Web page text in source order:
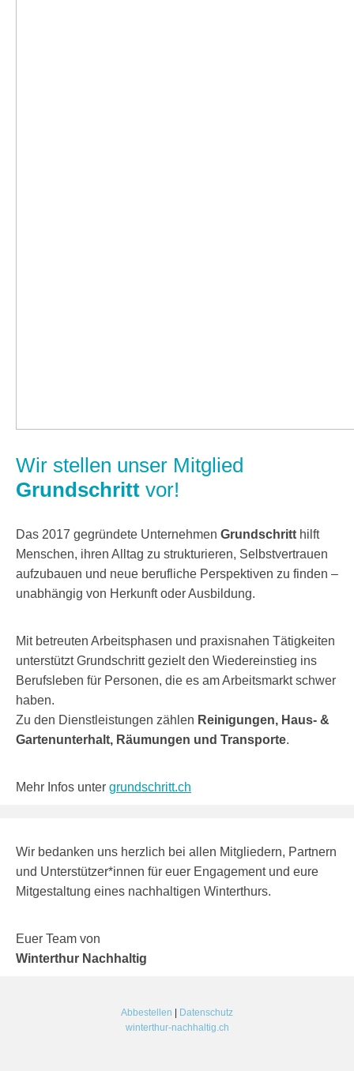
Wir stellen unser Mitglied
Grundschritt vor!
Das 2017 gegründete Unternehmen Grundschritt hilft
Menschen, ihren Alltag zu strukturieren, Selbstvertrauen
aufzubauen und neue berufliche Perspektiven zu finden –
unabhängig von Herkunft oder Ausbildung.
Mit betreuten Arbeitsphasen und praxisnahen Tätigkeiten
unterstützt Grundschritt gezielt den Wiedereinstieg ins
Berufsleben für Personen, die es am Arbeitsmarkt schwer
haben.
Zu den Dienstleistungen zählen Reinigungen, Haus- &
Gartenunterhalt, Räumungen und Transporte.
Mehr Infos unter grundschritt.ch
Wir bedanken uns herzlich bei allen Mitgliedern, Partnern
und Unterstützer*innen für euer Engagement und eure
Mitgestaltung eines nachhaltigen Winterthurs.
Euer Team von
Winterthur Nachhaltig
Abbestellen
Datenschutz
winterthur-nachhaltig.ch